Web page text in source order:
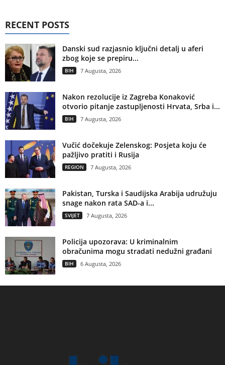
RECENT POSTS
Danski sud razjasnio ključni detalj u aferi
zbog koje se prepiru...
BIH 7 Augusta, 2026
Nakon rezolucije iz Zagreba Konaković
otvorio pitanje zastupljenosti Hrvata, Srba i...
BIH 7 Augusta, 2026
Vučić dočekuje Zelenskog: Posjeta koju će
pažljivo pratiti i Rusija
REGION 7 Augusta, 2026
Pakistan, Turska i Saudijska Arabija udružuju
snage nakon rata SAD-a i...
SVIJET 7 Augusta, 2026
Policija upozorava: U kriminalnim
obračunima mogu stradati nedužni građani
BIH 6 Augusta, 2026